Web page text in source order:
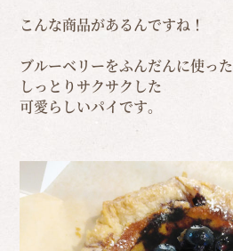
こんな商品があるんですね！
ブルーベリーをふんだんに使った
しっとりサクサクした
可愛らしいパイです。